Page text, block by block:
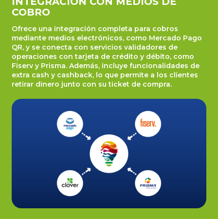
COBRO
Ofrece una integración completa para cobros
mediante medios electrónicos, como Mercado Pago
QR, y se conecta con servicios validadores de
operaciones con tarjeta de crédito y débito, como
Fiserv y Prisma. Además, incluye funcionalidades de
extra cash y cashback, lo que permite a los clientes
retirar dinero junto con su ticket de compra.